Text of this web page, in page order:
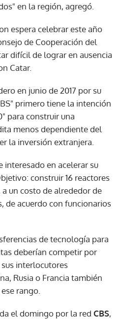
en la región, agregó.
espera celebrar este año
de Cooperación del
difícil de lograr en ausencia
Catar.
en junio de 2017 por su
primero tiene la intención
para construir una
menos dependiente del
la inversión extranjera.
interesado en acelerar su
construir 16 reactores
un costo de alrededor de
de acuerdo con funcionarios
de tecnología para
deberían competir por
interlocutores
Rusia o Francia también
rango.
el domingo por la red CBS,